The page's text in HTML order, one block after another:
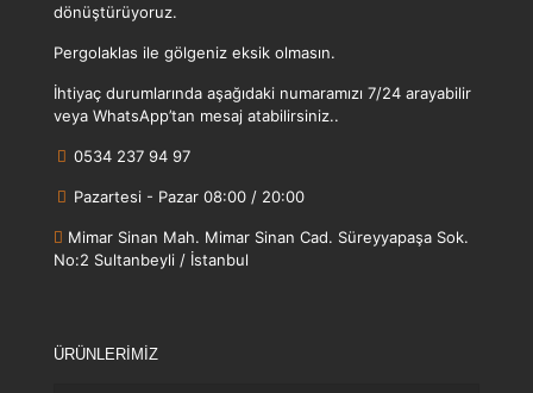
dönüştürüyoruz.
Pergolaklas ile gölgeniz eksik olmasın.
İhtiyaç durumlarında aşağıdaki numaramızı 7/24 arayabilir
veya WhatsApp’tan mesaj atabilirsiniz..
0534 237 94 97
Pazartesi - Pazar 08:00 / 20:00
Mimar Sinan Mah. Mimar Sinan Cad. Süreyyapaşa Sok.
No:2 Sultanbeyli / İstanbul
ÜRÜNLERİMİZ